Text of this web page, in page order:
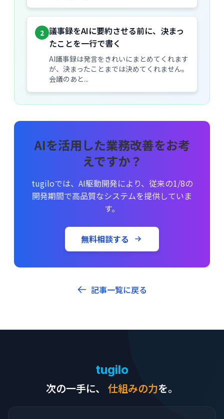
2 議事録をAIに要約させる前に、決まっ
たことを一行で書く
AI議事録は発言をきれいにまとめてくれます
が、決まったことまでは決めてくれません。
会議のあと...
AIを活用した業務改善をお考
えですか？
tugiloでは、AI駆動開発により、従来の1/8の
開発期間で高品質なシステムを提供していま
す。
無料相談する
記事一覧に戻る
tugilo
次の一手に、
仕組みの力を。